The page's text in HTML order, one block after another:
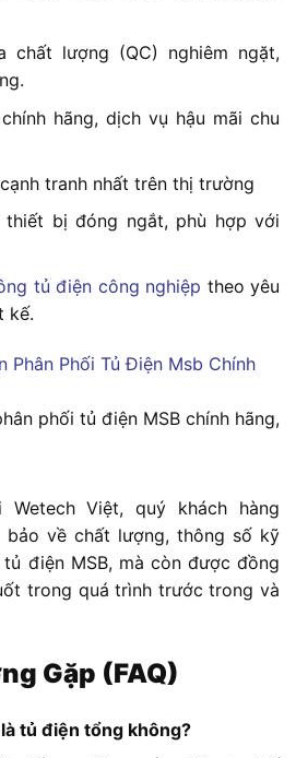
chất lượng (QC) nghiêm ngặt,
hãng, dịch vụ hậu mãi chu
tranh nhất trên thị trường
thiết bị đóng ngắt, phù hợp với
tủ điện công nghiệp theo yêu
kế.
phối tủ điện MSB chính hãng,
Wetech Việt, quý khách hàng
bảo về chất lượng, thông số kỹ
điện MSB, mà còn được đồng
trong quá trình trước trong và
Gặp (FAQ)
tủ điện tổng không?